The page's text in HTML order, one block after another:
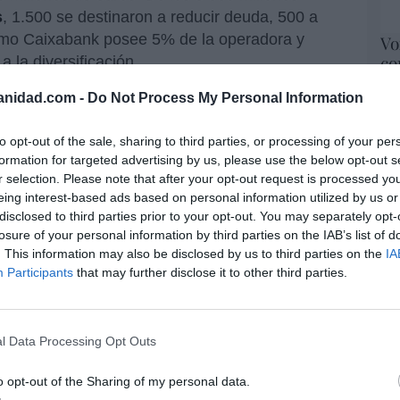
- Do Not Process My Personal Information
opt-out of the sale, sharing to third parties, or processing of your
for targeted advertising by us, please use the below opt-out
selection. Please note that after your opt-out request is processed
interest-based ads based on personal information utilized by us
to third parties prior to your opt-out. You may separately
of your personal information by third parties on the IAB’s list of
This information may also be disclosed by us to third parties on the
Participants that may further disclose it to other third parties.
Data Processing Opt Outs
opt-out of the Sharing of my personal data.
, 1.500 se destinaron a reducir deuda, 500 a
Caixabank posee 5% de la operadora y
la diversificación.
bien podría ser catalogada como
entradas y salidas en distintos
en el caso de que haya una reducción de
fuentes principales. Por ejemplo, con
en Caixabank, que ha tenido que afrontar el
de Caixabank a destacar
en diversificación tras la
mantener ese gasto de 545 millones de